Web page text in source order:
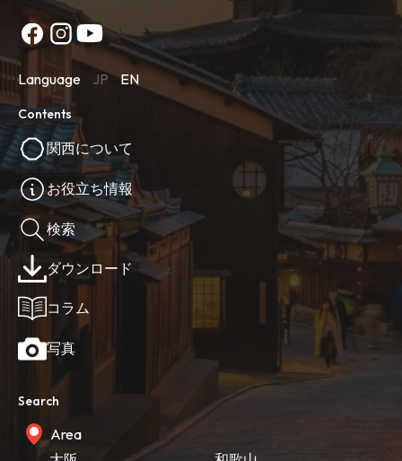
Language JP EN
Contents
関西について
お役立ち情報
検索
ダウンロード
コラム
写真
Search
Area